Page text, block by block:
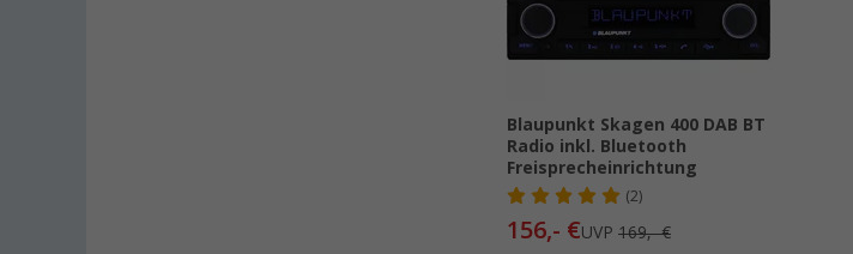
Blaupunkt Skagen 400 DAB BT
Radio inkl. Bluetooth
Freisprecheinrichtung
(2)
156,- €UVP169,- €